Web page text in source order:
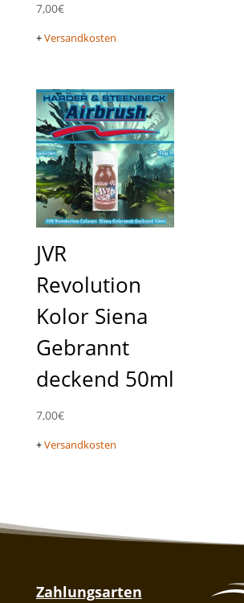
7,00€
+Versandkosten
JVR
Revolution
Kolor Siena
Gebrannt
deckend 50ml
7,00€
+Versandkosten
Zahlungsarten